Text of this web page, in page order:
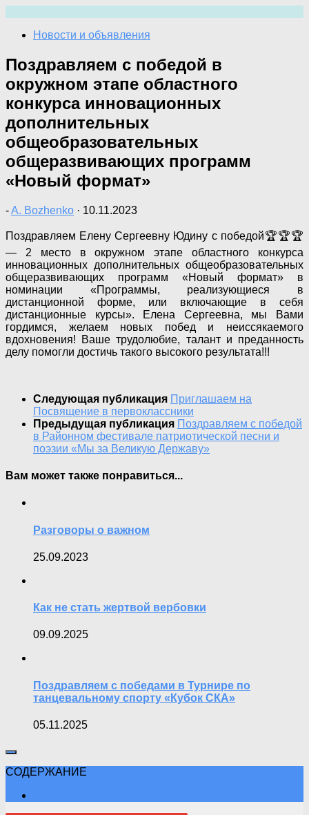
содержимому
Новости и объявления
Поздравляем с победой в
окружном этапе областного
конкурса инновационных
дополнительных
общеобразовательных
общеразвивающих программ
«Новый формат»
-A. Bozhenko · 10.11.2023
Поздравляем Елену Сергеевну Юдину с победой🏆🏆🏆
— 2 место в окружном этапе областного конкурса
инновационных дополнительных общеобразовательных
общеразвивающих программ «Новый формат» в
номинации «Программы, реализующиеся в
дистанционной форме, или включающие в себя
дистанционные курсы». Елена Сергеевна, мы Вами
гордимся, желаем новых побед и неиссякаемого
вдохновения! Ваше трудолюбие, талант и преданность
делу помогли достичь такого высокого результата!!!
Следующая публикация Приглашаем на
Посвящение в первоклассники
Предыдущая публикация Поздравляем с победой
в Районном фестивале патриотической песни и
поэзии «Мы за Великую Державу»
Вам может также понравиться...
Разговоры о важном
25.09.2023
Как не стать жертвой вербовки
09.09.2025
Поздравляем с победами в Турнире по
танцевальному спорту «Кубок СКА»
05.11.2025
СОДЕРЖАНИЕ